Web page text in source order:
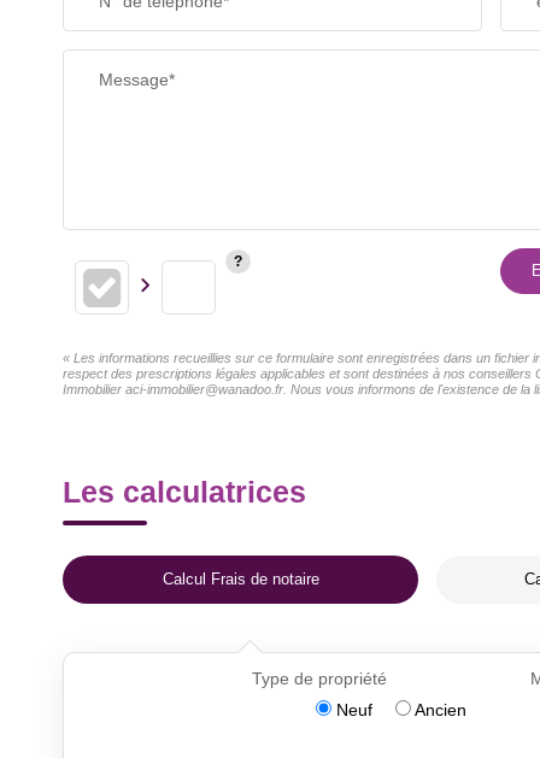
RESTAURANTS ET CAFÉS
Message*
« Les informations recueillies sur ce formulaire sont enregistrées dans un
respect des prescriptions légales applicables et sont destinées à nos
Immobilier aci-immobilier@wanadoo.fr. Nous vous informons de l'existence de
Les calculatrices
Calcul Frais de notaire